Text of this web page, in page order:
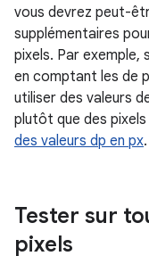
vous devrez peut-
supplémentaires
pixels. Par
en comptant les de
utiliser des valeurs
plutôt que des
des valeurs dp en px.
Tester sur
pixels